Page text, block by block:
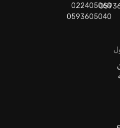
022405060
0593605040